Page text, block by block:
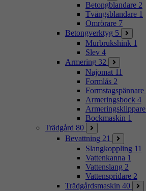
Betongblandare 2
Tvångsblandare 1
Omrörare 7
Betongverktyg 5
Murbrukshink 1
Slev 4
Armering 32
Najomat 11
Formlås 2
Formstagspännare
Armeringsbock 4
Armeringsklippare
Bockmaskin 1
Trädgård 80
Bevattning 21
Slangkoppling 11
Vattenkanna 1
Vattenslang 2
Vattenspridare 2
Trädgårdsmaskin 40